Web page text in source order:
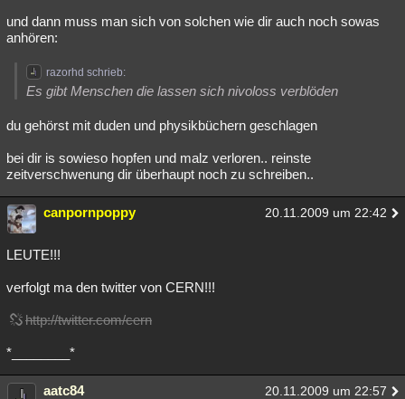
und dann muss man sich von solchen wie dir auch noch sowas
anhören:
razorhd schrieb:
Es gibt Menschen die lassen sich nivoloss verblöden
du gehörst mit duden und physikbüchern geschlagen
bei dir is sowieso hopfen und malz verloren.. reinste
zeitverschwenung dir überhaupt noch zu schreiben..
canpornpoppy 20.11.2009 um 22:42
LEUTE!!!
verfolgt ma den twitter von CERN!!!
http://twitter.com/cern
*________*
aatc84 20.11.2009 um 22:57